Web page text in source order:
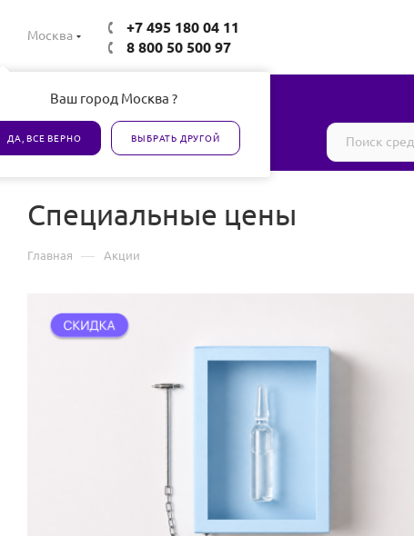
Москва
Ваш город Москва ?
ДА, ВСЕ ВЕРНО ВЫБРАТЬ ДРУГОЙ
+7 495 180 04 11
8 800 50 500 97
Все товары сертифицированы
Специальные цены
Главная — Акции